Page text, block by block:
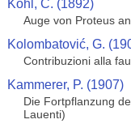
Kohl, C. (1892)
Auge von Proteus
Kolombatović, G.
Contribuzioni alla
Kammerer, P. (1907)
Die Fortpflanzung
Lauenti)